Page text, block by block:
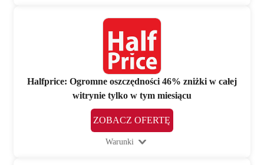
Halfprice: Ogromne oszczędności 46% zniżki w całej
witrynie tylko w tym miesiącu
ZOBACZ OFERTĘ
Warunki